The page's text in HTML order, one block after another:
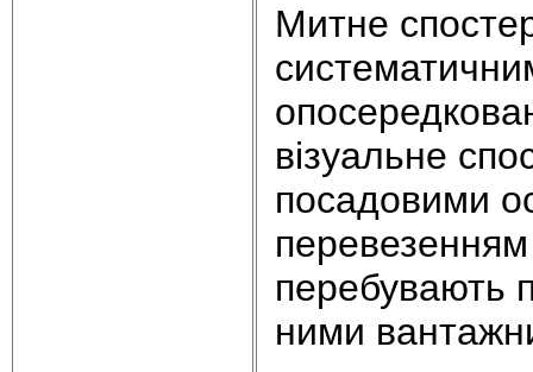
Митне
візуальне
посадовими
перевезенням
перебувають
ними